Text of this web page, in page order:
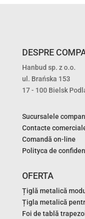
DESPRE
Hanbud sp. z o.o.
ul. Brańska 153
17 - 100 Bielsk
Sucursalele
Contacte
Comandă on-line
Polityca de
OFERTA
Țiglă metalică
Țigla metalică
Foi de tablă